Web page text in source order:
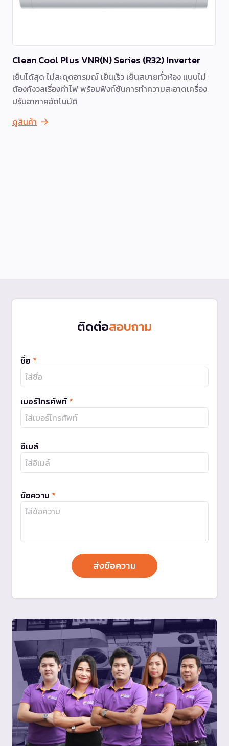
Clean Cool Plus VNR(N) Series (R32) Inverter
เย็นได้สุด ไม่สะดุดอารมณ์ เย็นเร็ว เย็นสบายทั่วห้อง แบบไม่
ต้องกังวลเรื่องค่าไฟ พร้อมฟังก์ชันการทำความสะอาดเครื่อง
ปรับอากาศอัตโนมัติ
ดูสินค้า
ติดต่อสอบถาม
ชื่อ *
เบอร์โทรศัพท์ *
อีเมล์
ข้อความ *